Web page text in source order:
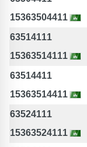
15363504411
63514111
15363514111
63514411
15363514411
63524111
15363524111